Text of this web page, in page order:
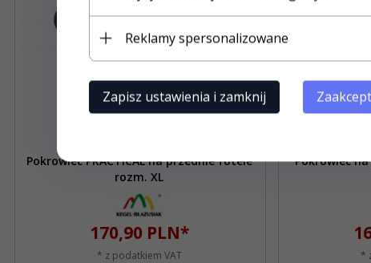
Pokrowiec PRACTICAL na przednie fotele
rozm. XL
170,90 PLN*
* z podatkiem VAT
Pokrowiec
*
Reklamy spersonalizowane
Zapisz ustawienia i zamknij